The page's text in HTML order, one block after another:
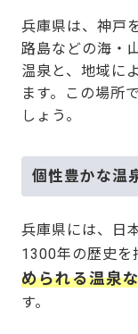
兵庫県は、神戸
路島などの海・
温泉と、地域に
ます。この場所
しょう。
個性豊かな温
兵庫県には、日
1300年の歴史を
められる温泉
す。